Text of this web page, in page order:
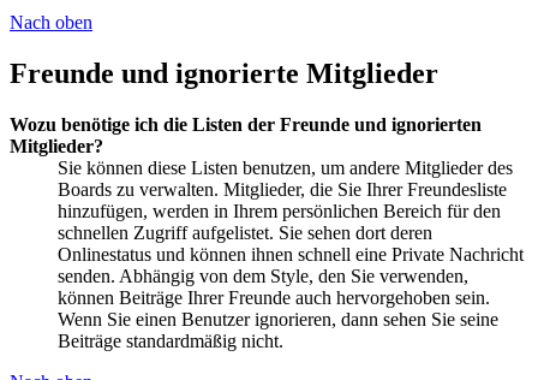
Nach oben
Freunde und ignorierte Mitglieder
Wozu benötige ich die Listen der Freunde und ignorierten
Mitglieder?
Sie können diese Listen benutzen, um andere Mitglieder des
Boards zu verwalten. Mitglieder, die Sie Ihrer Freundesliste
hinzufügen, werden in Ihrem persönlichen Bereich für den
schnellen Zugriff aufgelistet. Sie sehen dort deren
Onlinestatus und können ihnen schnell eine Private Nachricht
senden. Abhängig von dem Style, den Sie verwenden,
können Beiträge Ihrer Freunde auch hervorgehoben sein.
Wenn Sie einen Benutzer ignorieren, dann sehen Sie seine
Beiträge standardmäßig nicht.